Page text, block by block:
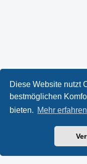
Diese Website nutzt
bestmöglichen
bieten. Mehr erfahren